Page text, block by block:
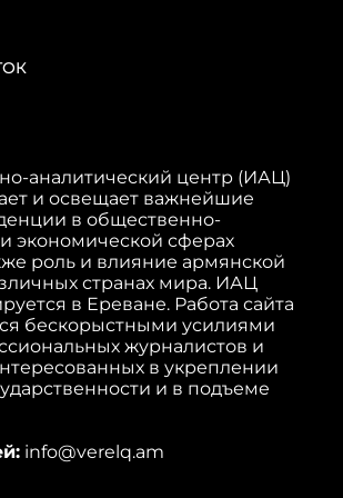
аналитический центр (ИАЦ)
и освещает важнейшие
в общественно-
экономической сферах
роль и влияние армянской
странах мира. ИАЦ
в Ереване. Работа сайта
бескорыстными усилиями
журналистов и
в укреплении
и в подъеме
info@verelq.am